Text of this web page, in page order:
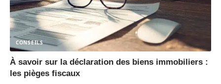
CONSEILS
À savoir sur la déclaration des biens immobiliers :
les pièges fiscaux